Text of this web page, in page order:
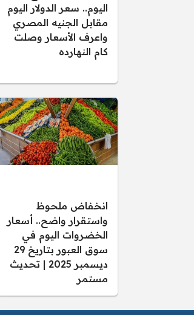
اليوم.. سعر الدولار اليوم
مقابل الجنيه المصري
واعرف الأسعار وصلت
كام النهارده
انخفاض ملحوظ
واستقرار واضح.. أسعار
الخضروات اليوم في
سوق العبور بتاريخ 29
ديسمبر 2025 | تحديث
مستمر